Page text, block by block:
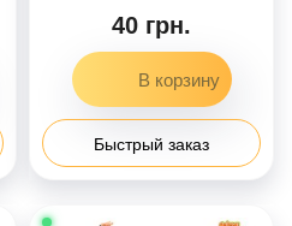
40 грн.
Быстрый заказ